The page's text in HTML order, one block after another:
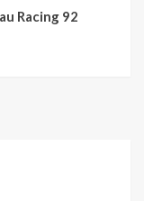
Racing 92